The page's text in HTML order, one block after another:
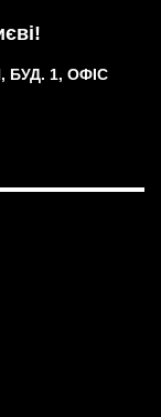
БУД. 1, ОФІС